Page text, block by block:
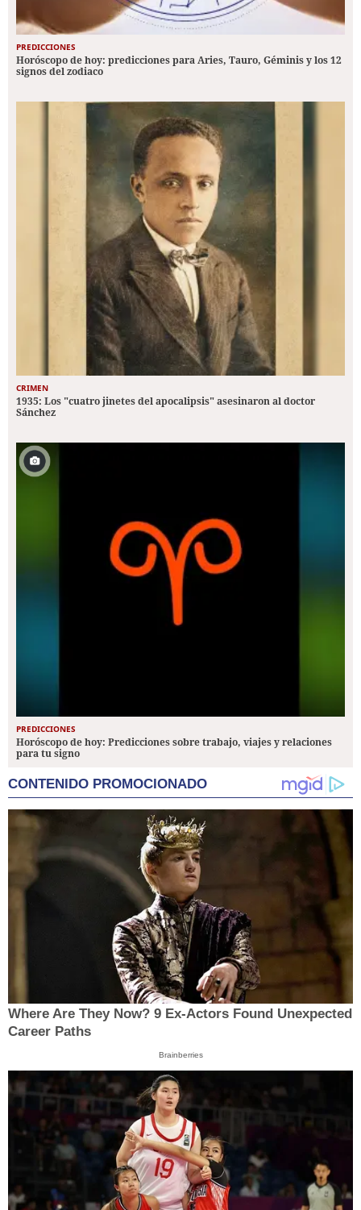
PREDICCIONES
Horóscopo de hoy: predicciones para Aries, Tauro, Géminis y los 12
signos del zodiaco
CRIMEN
1935: Los "cuatro jinetes del apocalipsis" asesinaron al doctor
Sánchez
PREDICCIONES
Horóscopo de hoy: Predicciones sobre trabajo, viajes y relaciones
para tu signo
CONTENIDO PROMOCIONADO
Where Are They Now? 9 Ex-Actors Found Unexpected
Career Paths
Brainberries